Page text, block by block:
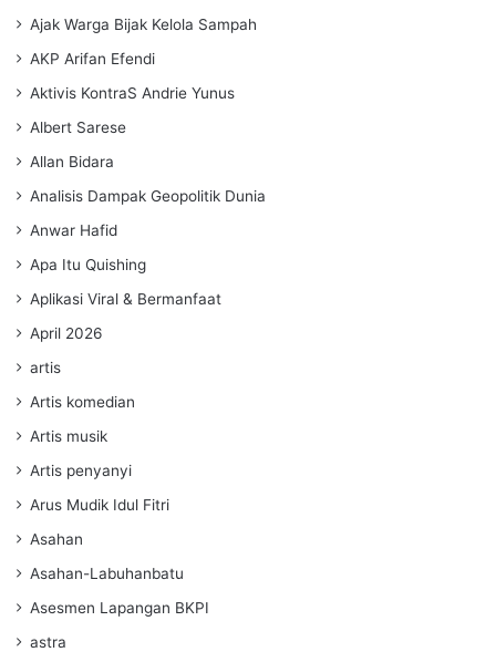
Ajak Warga Bijak Kelola Sampah
AKP Arifan Efendi
Aktivis KontraS Andrie Yunus
Albert Sarese
Allan Bidara
Analisis Dampak Geopolitik Dunia
Anwar Hafid
Apa Itu Quishing
Aplikasi Viral & Bermanfaat
April 2026
artis
Artis komedian
Artis musik
Artis penyanyi
Arus Mudik Idul Fitri
Asahan
Asahan-Labuhanbatu
Asesmen Lapangan BKPI
astra